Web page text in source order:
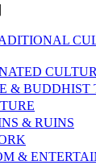
& BUDDHIST
& RUINS
&